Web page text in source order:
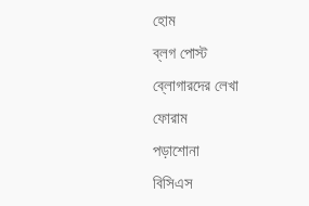
হোম
ব্লগ পোস্ট
ব্লোগারদের লেখা
ফোরাম
পড়াশোনা
বিসিএস